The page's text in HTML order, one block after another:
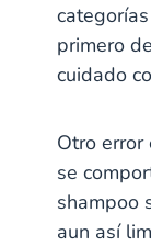
primero
cuidado
Otro
se
shampoo
aun así